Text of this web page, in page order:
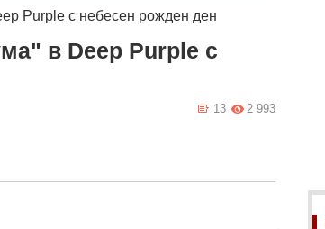
Purple с небесен рожден ден
в Deep Purple с
2 993
13